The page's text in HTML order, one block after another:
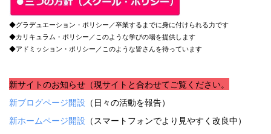
◆グラデュエーション・ポリシー／卒業するまでに身に付けられる力です
◆カリキュラム・ポリシー／このような学びの場を提供します
◆アドミッション・ポリシー／このような皆さんを待っています
新サイトのお知らせ（現サイトと合わせてご覧ください。
新ブログページ開設 （日々の活動を報告）
新ホームページ開設 （スマートフォンでより見やすく改良中）